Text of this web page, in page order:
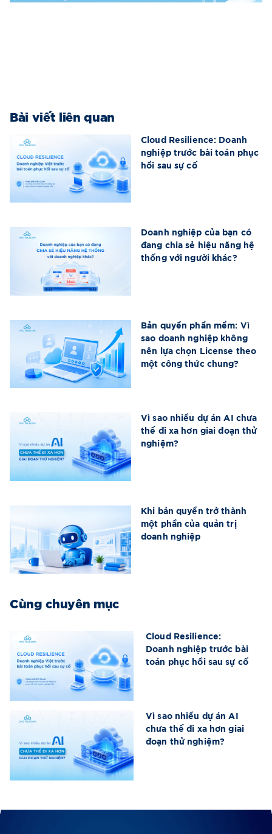
Bài viết liên quan
Cloud Resilience: Doanh
nghiệp trước bài toán phục
hồi sau sự cố
Doanh nghiệp của bạn có
đang chia sẻ hiệu năng hệ
thống với người khác?
Bản quyền phần mềm: Vì
sao doanh nghiệp không
nên lựa chọn License theo
một công thức chung?
Vì sao nhiều dự án AI chưa
thể đi xa hơn giai đoạn thử
nghiệm?
Khi bản quyền trở thành
một phần của quản trị
doanh nghiệp
Cùng chuyên mục
Cloud Resilience:
Doanh nghiệp trước bài
toán phục hồi sau sự cố
Vì sao nhiều dự án AI
chưa thể đi xa hơn giai
đoạn thử nghiệm?